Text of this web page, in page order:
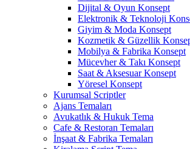
Dijital & Oyun Konsept
Elektronik & Teknoloji
Giyim & Moda Konsept
Kozmetik & Güzellik
Mobilya & Fabrika Konsept
Mücevher & Takı Konsept
Saat & Aksesuar Konsept
Yöresel Konsept
Kurumsal Scriptler
Ajans Temaları
Avukatlık & Hukuk Tema
Cafe & Restoran Temaları
İnşaat & Fabrika Temaları